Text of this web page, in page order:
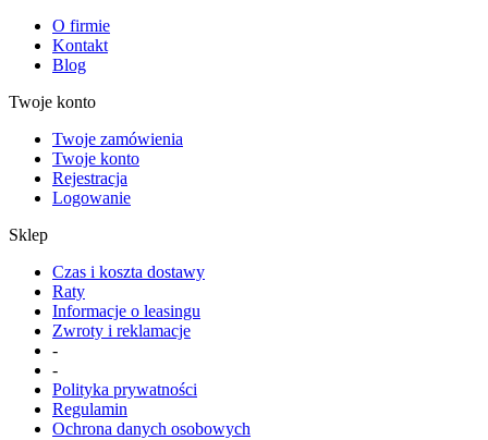
O firmie
Kontakt
Blog
Twoje konto
Twoje zamówienia
Twoje konto
Rejestracja
Logowanie
Sklep
Czas i koszta dostawy
Raty
Informacje o leasingu
Zwroty i reklamacje
-
-
Polityka prywatności
Regulamin
Ochrona danych osobowych